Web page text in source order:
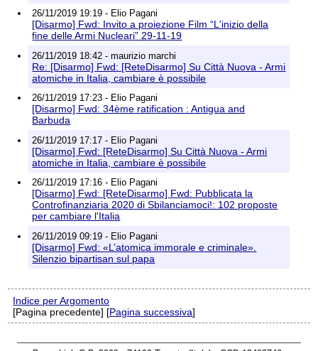
26/11/2019 19:19 - Elio Pagani
[Disarmo] Fwd: Invito a proiezione Film “L'inizio della
fine delle Armi Nucleari” 29-11-19
26/11/2019 18:42 - maurizio marchi
Re: [Disarmo] Fwd: [ReteDisarmo] Su Città Nuova - Armi
atomiche in Italia, cambiare è possibile
26/11/2019 17:23 - Elio Pagani
[Disarmo] Fwd: 34ème ratification : Antigua and
Barbuda
26/11/2019 17:17 - Elio Pagani
[Disarmo] Fwd: [ReteDisarmo] Su Città Nuova - Armi
atomiche in Italia, cambiare è possibile
26/11/2019 17:16 - Elio Pagani
[Disarmo] Fwd: [ReteDisarmo] Fwd: Pubblicata la
Controfinanziaria 2020 di Sbilanciamoci!: 102 proposte
per cambiare l'Italia
26/11/2019 09:19 - Elio Pagani
[Disarmo] Fwd: «L’atomica immorale e criminale».
Silenzio bipartisan sul papa
Indice per Argomento
[Pagina precedente] [Pagina successiva]